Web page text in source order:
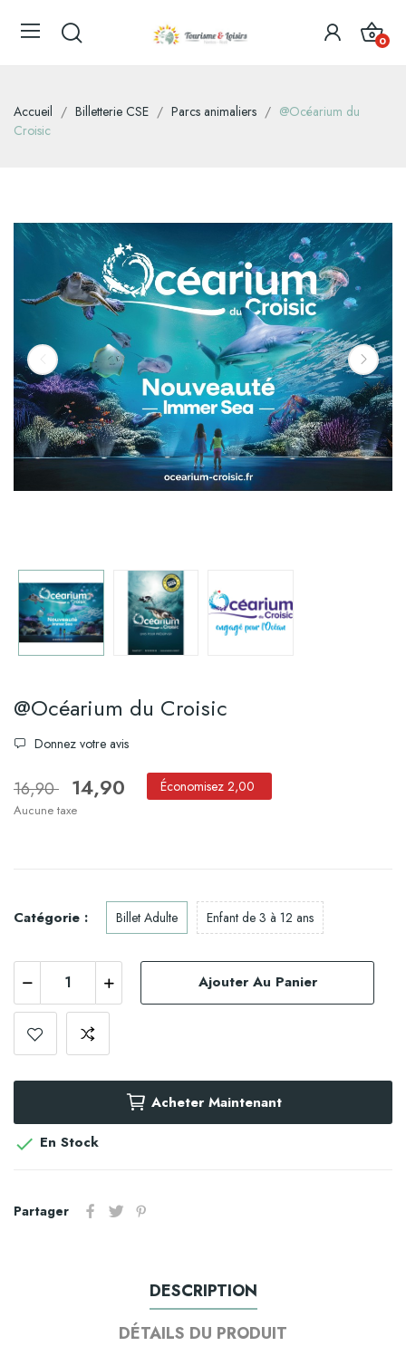
0
Accueil Billetterie CSE Parcs animaliers
@Océarium du
Croisic
@Océarium du Croisic
Donnez votre avis
16,90 14,90 Économisez 2,00
Aucune taxe
Catégorie : Billet Adulte Enfant de 3 à 12 ans
Ajouter Au Panier
Acheter Maintenant
 En Stock
Partager
DESCRIPTION
DÉTAILS DU PRODUIT